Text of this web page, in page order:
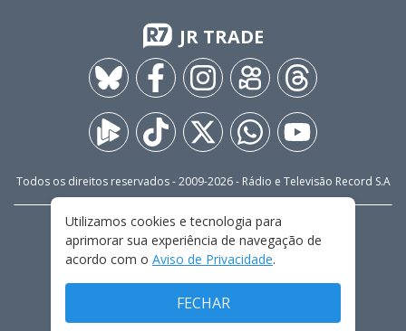
JR TRADE
Todos os direitos reservados - 2009-2026- Rádio e Televisão Record S.A
FALE CONOSCO
PRIVACIDADE
TERMOS E CONDIÇÕES DE USO
Utilizamos cookies e tecnologia para
aprimorar sua experiência de navegação de
acordo com o Aviso de Privacidade.
FECHAR